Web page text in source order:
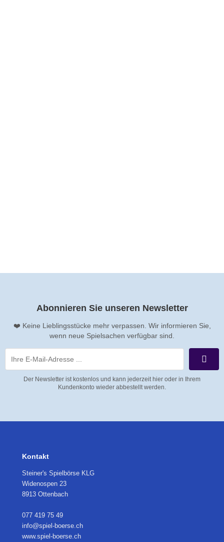
Abonnieren Sie unseren Newsletter
❤️ Keine Lieblingsstücke mehr verpassen. Wir informieren Sie,
wenn neue Spielsachen verfügbar sind.
Der Newsletter ist kostenlos und kann jederzeit hier oder in Ihrem
Kundenkonto wieder abbestellt werden.
Kontakt
Steiner's Spielbörse KLG
Widenospen 23
8913 Ottenbach
077 419 75 49
info@spiel-boerse.ch
www.spiel-boerse.ch